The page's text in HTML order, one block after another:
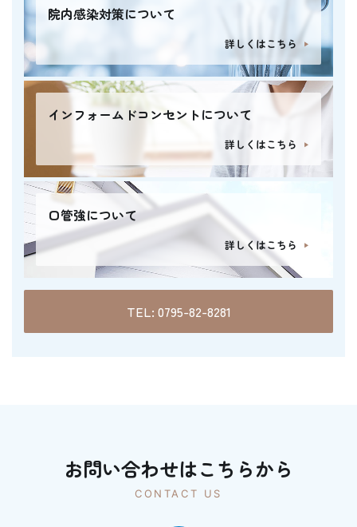
院内感染対策について
詳しくはこちら
インフォームドコンセントについて
詳しくはこちら
口管強について
詳しくはこちら
TEL: 0795-82-8281
お問い合わせはこちらから
CONTACT US